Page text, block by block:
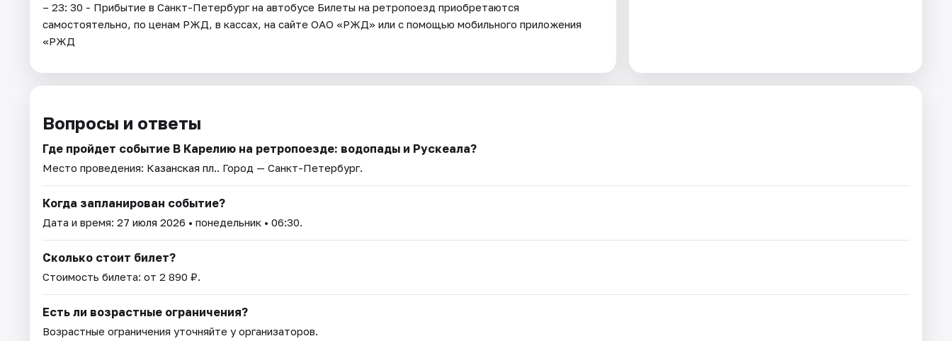
– 23: 30 - Прибытие в Санкт-Петербург на автобусе Билеты на ретропоезд приобретаются
самостоятельно, по ценам РЖД, в кассах, на сайте ОАО «РЖД» или с помощью мобильного приложения
«РЖД
Вопросы и ответы
Где пройдет событие В Карелию на ретропоезде: водопады и Рускеала?
Место проведения: Казанская пл.. Город — Санкт-Петербург.
Когда запланирован событие?
Дата и время: 27 июля 2026 • понедельник • 06:30.
Сколько стоит билет?
Стоимость билета: от 2 890 ₽.
Есть ли возрастные ограничения?
Возрастные ограничения уточняйте у организаторов.